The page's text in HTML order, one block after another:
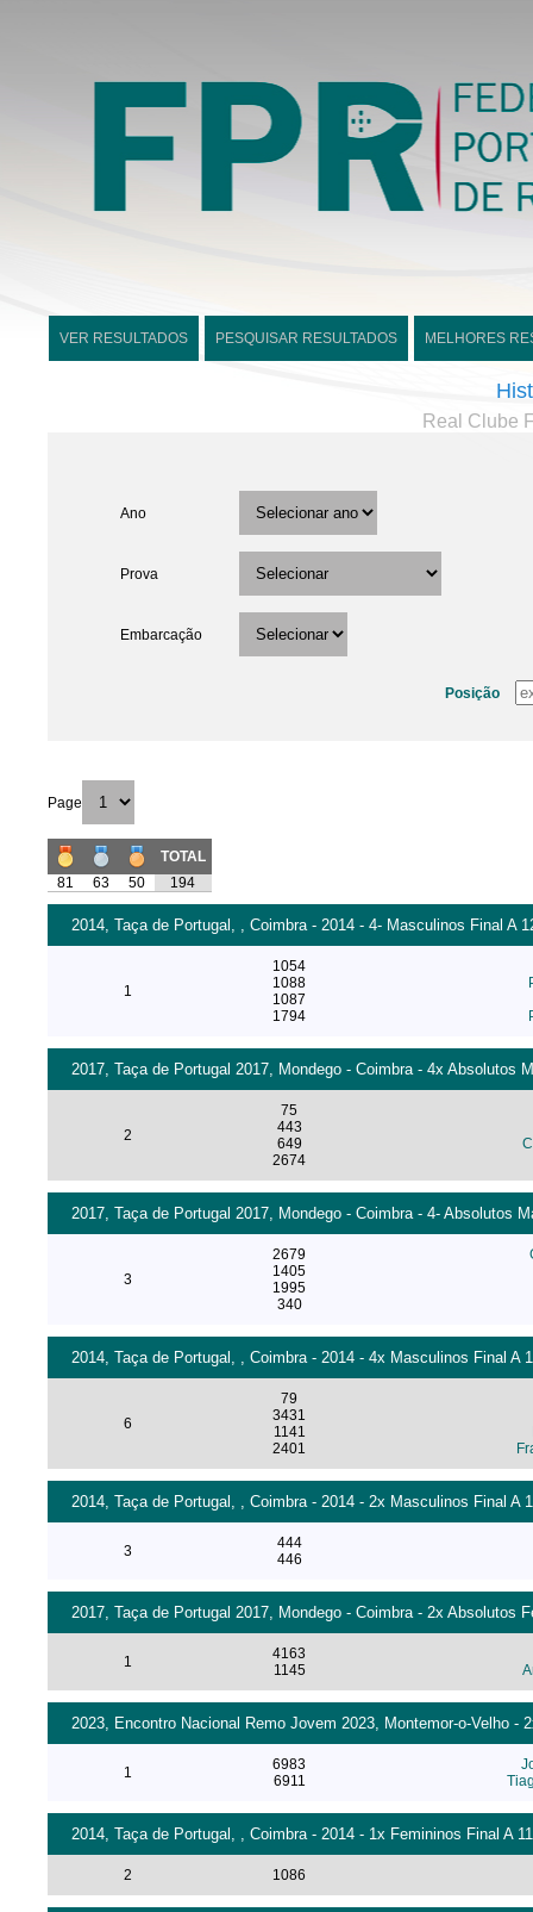
VER RESULTADOS PESQUISAR RESULTADOS MELHORES
Real Clube
Ano
Prova
Embarcação
Posição
Page
TOTAL
81
63 50 194
2014, Taça de Portugal, , Coimbra - 2014 - 4- Masculinos Final A
1
1054
1088
1087
1794
2017, Taça de Portugal 2017, Mondego - Coimbra - 4x Absolutos
2
75
443
649
2674
2017, Taça de Portugal 2017, Mondego - Coimbra - 4- Absolutos
3
2679
1405
1995
340
2014, Taça de Portugal, , Coimbra - 2014 - 4x Masculinos Final A
6
79
3431
1141
2401
2014, Taça de Portugal, , Coimbra - 2014 - 2x Masculinos Final A
3
444
446
2017, Taça de Portugal 2017, Mondego - Coimbra - 2x Absolutos
1
4163
1145
2023, Encontro Nacional Remo Jovem 2023, Montemor-o-Velho -
1
6983
6911
2014, Taça de Portugal, , Coimbra - 2014 - 1x Femininos Final A
2 1086